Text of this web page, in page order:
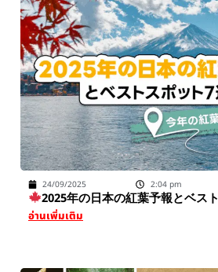
24/09/2025 2:04 pm
2025年の日本の紅葉予報とベス
อ่านเพิ่มเติม